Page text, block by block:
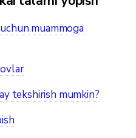
muammoga
tekshirish mumkin?